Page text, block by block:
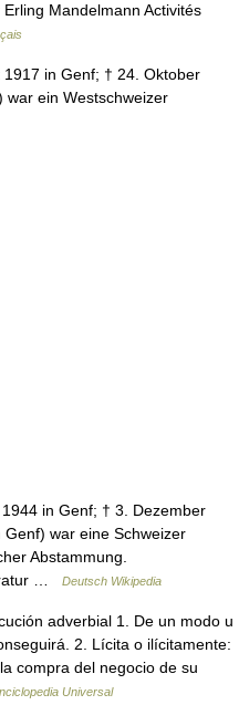
Mandelmann Activités
in Genf; † 24. Oktober
war ein Westschweizer
in Genf; † 3. Dezember
war eine Schweizer
Abstammung.
…
Deutsch Wikipedia
adverbial 1. De un modo u
2. Lícita o ilícitamente:
compra del negocio de su
Universal